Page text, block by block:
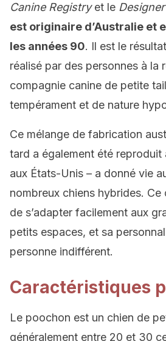
Canine Registryet le
est originaire d’Australie et
les années 90. Il est le
réalisé par des personnes à la
compagnie canine de petite
tempérament et de nature
Ce mélange de fabrication
tard a également été reproduit
aux États-Unis – a donné vie
nombreux chiens hybrides.
de s’adapter facilement aux
petits espaces, et sa
personne indifférent.
Caractéristiques
Le poochon est un chien de
généralement entre 20 et 30